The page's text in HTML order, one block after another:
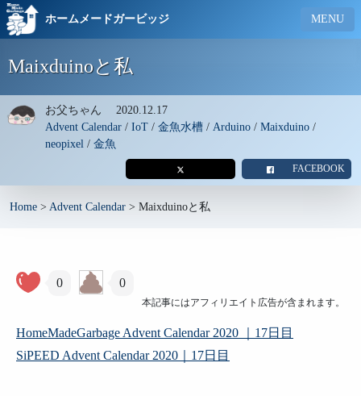
ホームメードガービッジ MENU
Maixduinoと私
お父ちゃん 2020.12.17
Advent Calendar / IoT / 金魚水槽 / Arduino / Maixduino /
neopixel / 金魚
FACEBOOK
Home > Advent Calendar > Maixduinoと私
本記事にはアフィリエイト広告が含まれます。
0 0
HomeMadeGarbage Advent Calendar 2020 ｜17日目
SiPEED Advent Calendar 2020｜17日目